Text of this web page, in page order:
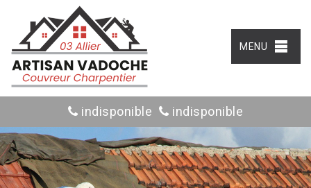
MENU
indisponible indisponible